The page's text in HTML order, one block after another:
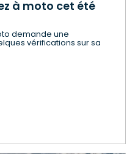
à moto cet été
demande une
vérifications sur sa